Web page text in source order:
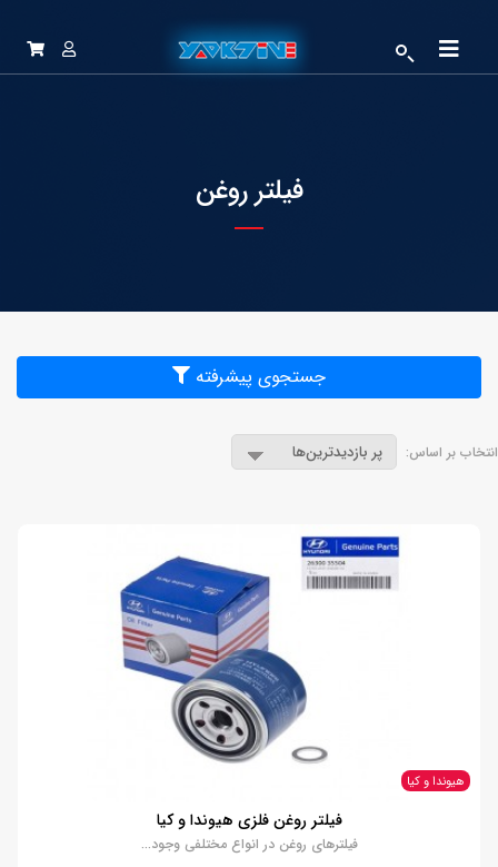
فیلتر روغن
جستجوی پیشرفته
انتخاب بر اساس:
هیوندا و کیا
فیلتر روغن فلزی هیوندا و کیا
فیلترهای روغن در انواع مختلفی وجود...